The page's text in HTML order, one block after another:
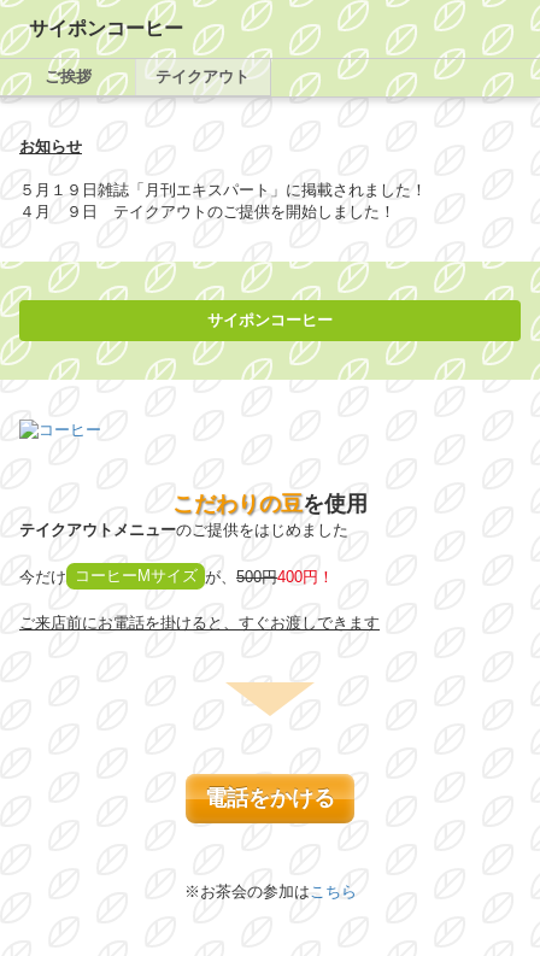
サイポンコーヒー
ご挨拶 テイクアウト
お知らせ
５月１９日雑誌「月刊エキスパート」に掲載されました！
４月 ９日 テイクアウトのご提供を開始しました！
サイポンコーヒー
こだわりの豆を使用
テイクアウトメニューのご提供をはじめました
今だけ コーヒーMサイズ が、500円400円！
ご来店前にお電話を掛けると、すぐお渡しできます
電話をかける
※お茶会の参加は こちら